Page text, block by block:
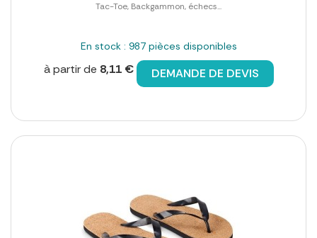
Tac-Toe, Backgammon, échecs...
En stock : 987 pièces disponibles
à partir de 8,11 € DEMANDE DE DEVIS